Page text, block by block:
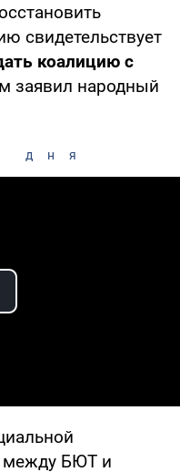
свидетельствует
коалицию с
заявил народный
дня
Video
между БЮТ и